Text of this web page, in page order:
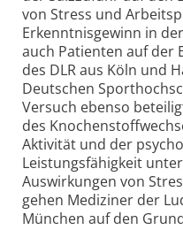
von Stress und
Erkenntnisgewinn in
auch Patienten auf der
des DLR aus Köln und
Deutschen
Versuch ebenso
des
Aktivität und der
Leistungsfähigkeit
Auswirkungen von
gehen Mediziner der
München auf den